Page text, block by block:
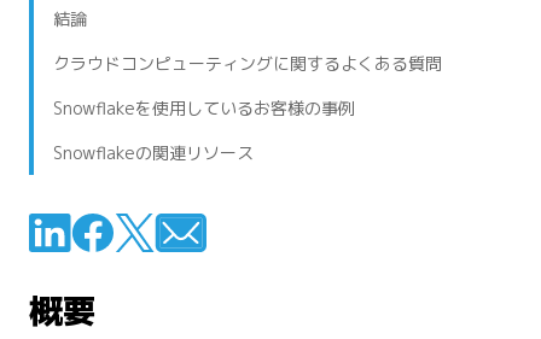
結論
クラウドコンピューティングに関するよくある質問
Snowflakeを使用しているお客様の事例
Snowflakeの関連リソース
概要